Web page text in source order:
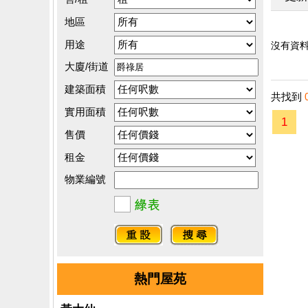
地區
用途
大廈/街道
建築面積
實用面積
售價
租金
物業編號
熱門屋苑
沒有資料
共找到
1